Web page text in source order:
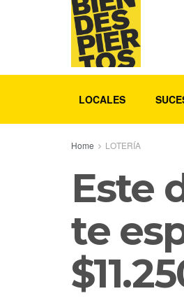
LOCALES
Home LOTERÍA
Este
te